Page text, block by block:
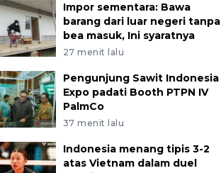
Impor sementara: Bawa
barang dari luar negeri tanpa
bea masuk, Ini syaratnya
27 menit lalu
Pengunjung Sawit Indonesia
Expo padati Booth PTPN IV
PalmCo
37 menit lalu
Indonesia menang tipis 3-2
atas Vietnam dalam duel